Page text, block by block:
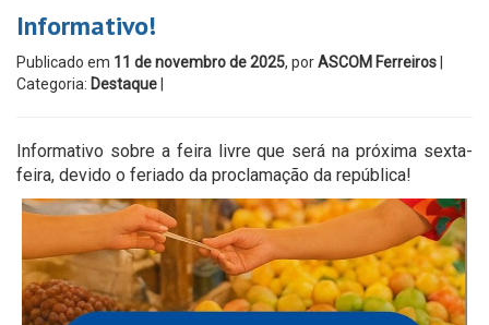
Informativo!
Publicado em 11 de novembro de 2025, porASCOM Ferreiros
Categoria: Destaque
Informativo sobre a feira livre que será na próxima sexta-
feira, devido o feriado da proclamação da república!